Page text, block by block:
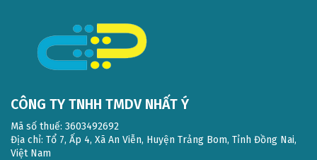
CÔNG TY TNHH TMDV NHẤT Ý
Mã số thuế: 3603492692
Địa chỉ: Tổ 7, Ấp 4, Xã An Viễn, Huyện Trảng Bom, Tỉnh Đồng Nai,
Việt Nam